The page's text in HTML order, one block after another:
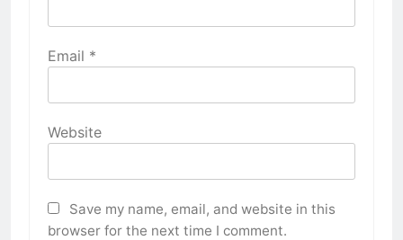
Email *
Website
Save my name, email, and website in this
browser for the next time I comment.